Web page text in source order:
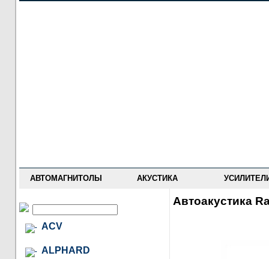
АВТОМАГНИТОЛЫ АКУСТИКА
ACV
ALPHARD
Автоакустика